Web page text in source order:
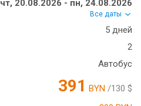
чт, 20.08.2026 - пн, 24.08.2026
Все даты
5 дней
2
Автобус
391 BYN /130 $